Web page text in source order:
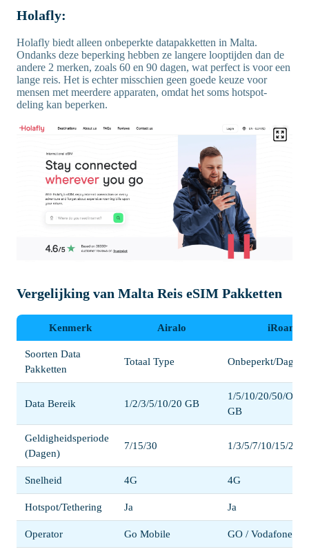
Holafly:
Holafly biedt alleen onbeperkte datapakketten in Malta.
Ondanks deze beperking hebben ze langere looptijden dan de
andere 2 merken, zoals 60 en 90 dagen, wat perfect is voor een
lange reis. Het is echter misschien geen goede keuze voor
mensen met meerdere apparaten, omdat het soms hotspot-
deling kan beperken.
Vergelijking van Malta Reis eSIM Pakketten
Kenmerk Airalo iRoamly
Soorten Data
Pakketten
Totaal Type Onbeperkt/
Data Bereik 1/2/3/5/10/20 GB
1/5/10/20/50/
GB
Geldigheidsperiode
(Dagen)
7/15/30 1/3/5/7/10/15/20/
Snelheid 4G 4G
Hotspot/Tethering Ja Ja
Operator Go Mobile GO / Vodafone